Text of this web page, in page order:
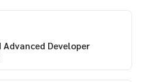
Advanced Developer